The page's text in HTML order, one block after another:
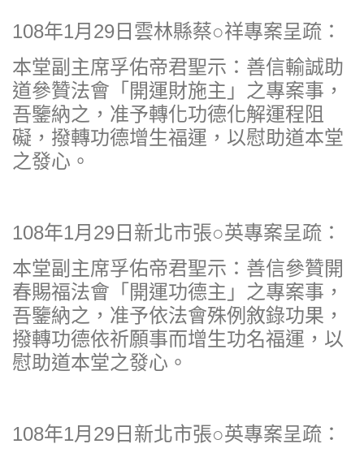
108年1月29日雲林縣蔡○祥專案呈疏：
本堂副主席孚佑帝君聖示：善信輸誠助
道參贊法會「開運財施主」之專案事，
吾鑒納之，准予轉化功德化解運程阻
礙，撥轉功德增生福運，以慰助道本堂
之發心。
108年1月29日新北市張○英專案呈疏：
本堂副主席孚佑帝君聖示：善信參贊開
春賜福法會「開運功德主」之專案事，
吾鑒納之，准予依法會殊例敘錄功果，
撥轉功德依祈願事而增生功名福運，以
慰助道本堂之發心。
108年1月29日新北市張○英專案呈疏：